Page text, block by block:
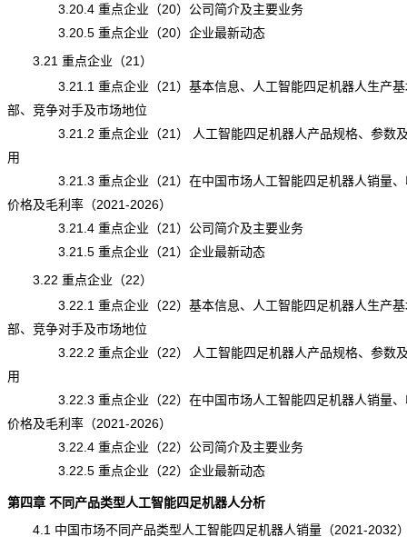
3.20.4 重点企业（20）公司简介及主要业务
3.20.5 重点企业（20）企业最新动态
3.21 重点企业（21）
3.21.1 重点企业（21）基本信息、人工智能四足机器人生产基
部、竞争对手及市场地位
3.21.2 重点企业（21） 人工智能四足机器人产品规格、参数及
用
3.21.3 重点企业（21）在中国市场人工智能四足机器人销量、
价格及毛利率（2021-2026）
3.21.4 重点企业（21）公司简介及主要业务
3.21.5 重点企业（21）企业最新动态
3.22 重点企业（22）
3.22.1 重点企业（22）基本信息、人工智能四足机器人生产基
部、竞争对手及市场地位
3.22.2 重点企业（22） 人工智能四足机器人产品规格、参数及
用
3.22.3 重点企业（22）在中国市场人工智能四足机器人销量、
价格及毛利率（2021-2026）
3.22.4 重点企业（22）公司简介及主要业务
3.22.5 重点企业（22）企业最新动态
第四章 不同产品类型人工智能四足机器人分析
4.1 中国市场不同产品类型人工智能四足机器人销量（2021-2032